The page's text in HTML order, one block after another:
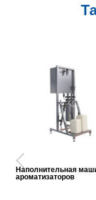
Наполнительная
ароматизаторов